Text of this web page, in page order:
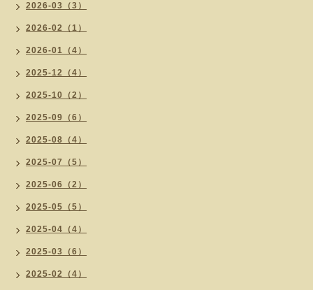
2026-03（3）
2026-02（1）
2026-01（4）
2025-12（4）
2025-10（2）
2025-09（6）
2025-08（4）
2025-07（5）
2025-06（2）
2025-05（5）
2025-04（4）
2025-03（6）
2025-02（4）